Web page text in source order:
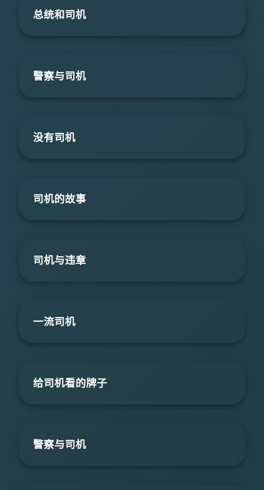
总统和司机
警察与司机
没有司机
司机的故事
司机与违章
一流司机
给司机看的牌子
警察与司机